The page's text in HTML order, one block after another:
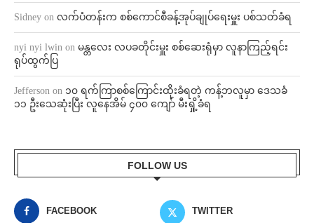
Sidney on လက်ပံတန်းက စစ်ကောင်စီခန့်အုပ်ချုပ်ရေးမှူး ပစ်သတ်ခံရ
nyi nyi lwin on မန္တလေး လပခတိုင်းမှူး စစ်ဆေးရုံမှာ လူနာကြည့်ရင်း
ရုပ်ထွက်ပြ
Jefferson on ၁၀ ရက်ကြာစစ်ကြောင်းထိုးခံရတဲ့ ကန့်ဘလူမှာ ဒေသခံ
၁၁ ဦးသေဆုံးပြီး လူနေအိမ် ၄၀၀ ကျော် မီးရှို့ခံရ
FOLLOW US
FACEBOOK TWITTER